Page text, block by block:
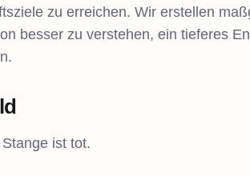
zu erreichen. Wir erstellen
besser zu verstehen, ein tieferes
ist tot.